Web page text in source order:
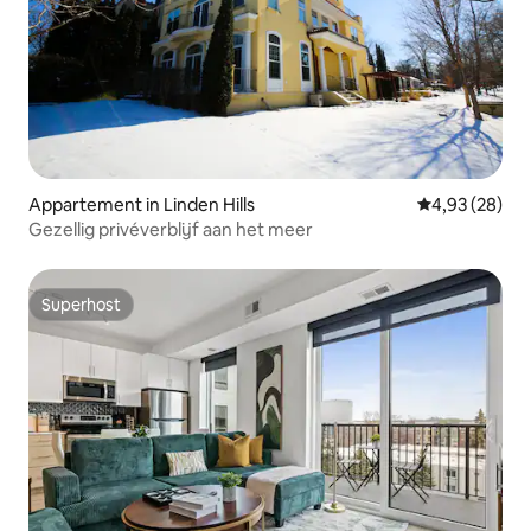
Appartement in Linden Hills Gemiddelde
4,93 (28)
Gezellig privéverblijf aan het meer
Superhost
Superhost